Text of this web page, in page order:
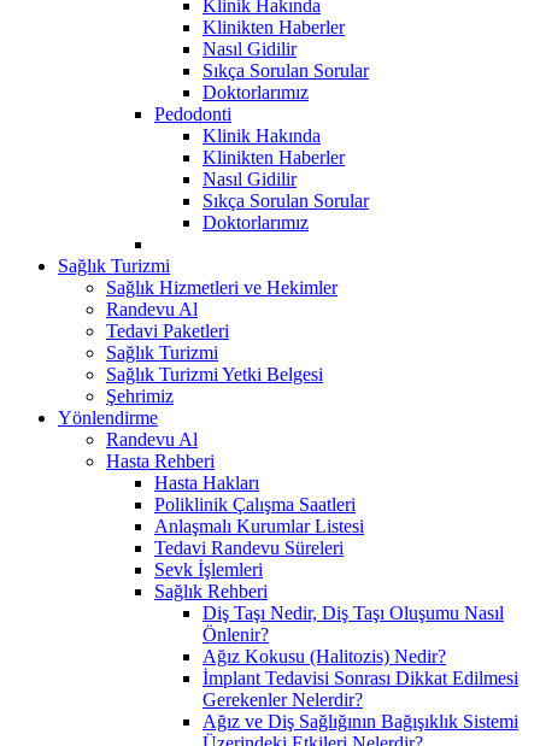
Klinik Hakında
Klinikten Haberler
Nasıl Gidilir
Sıkça Sorulan Sorular
Doktorlarımız
Pedodonti
Klinik Hakında
Klinikten Haberler
Nasıl Gidilir
Sıkça Sorulan Sorular
Doktorlarımız
Sağlık Turizmi
Sağlık Hizmetleri ve Hekimler
Randevu Al
Tedavi Paketleri
Sağlık Turizmi
Sağlık Turizmi Yetki Belgesi
Şehrimiz
Yönlendirme
Randevu Al
Hasta Rehberi
Hasta Hakları
Poliklinik Çalışma Saatleri
Anlaşmalı Kurumlar Listesi
Tedavi Randevu Süreleri
Sevk İşlemleri
Sağlık Rehberi
Diş Taşı Nedir, Diş Taşı Oluşumu Nasıl
Önlenir?
Ağız Kokusu (Halitozis) Nedir?
İmplant Tedavisi Sonrası Dikkat Edilmesi
Gerekenler Nelerdir?
Ağız ve Diş Sağlığının Bağışıklık Sistemi